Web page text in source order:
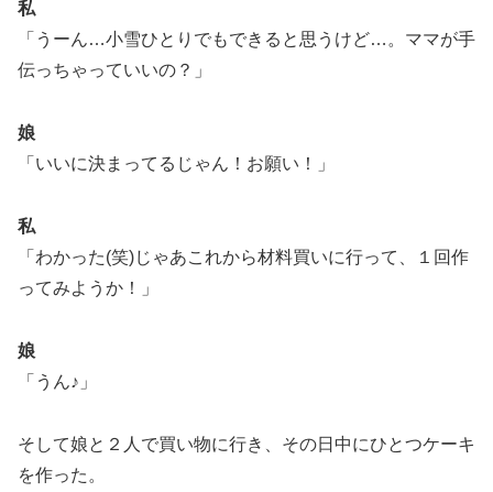
私
「うーん…小雪ひとりでもできると思うけど…。ママが手
伝っちゃっていいの？」
娘
「いいに決まってるじゃん！お願い！」
私
「わかった(笑)じゃあこれから材料買いに行って、１回作
ってみようか！」
娘
「うん♪」
そして娘と２人で買い物に行き、その日中にひとつケーキ
を作った。